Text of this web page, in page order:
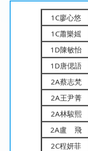
1C廖心悠
1C蕭樂媱
1D陳敏怡
1D唐偲語
2A蔡志梵
2A王尹菁
2A林駿熙
2A盧 飛
2C程妍菲